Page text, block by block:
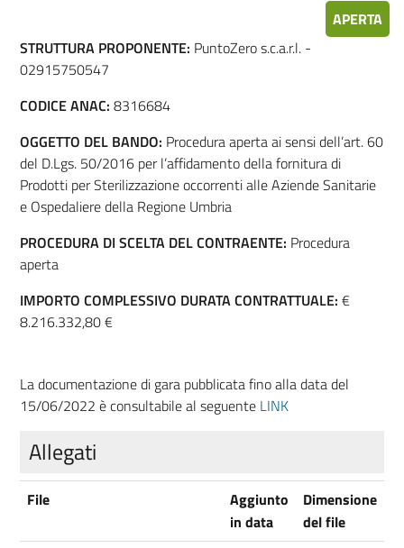
APERTA
STRUTTURA PROPONENTE: PuntoZero s.c.a.r.l. -
02915750547
CODICE ANAC: 8316684
OGGETTO DEL BANDO: Procedura aperta ai sensi dell’art. 60
del D.Lgs. 50/2016 per l’affidamento della fornitura di
Prodotti per Sterilizzazione occorrenti alle Aziende Sanitarie
e Ospedaliere della Regione Umbria
PROCEDURA DI SCELTA DEL CONTRAENTE: Procedura
aperta
IMPORTO COMPLESSIVO DURATA CONTRATTUALE: €
8.216.332,80 €
La documentazione di gara pubblicata fino alla data del
15/06/2022 è consultabile al seguente LINK
Allegati
File
Aggiunto
in data
Dimensione
del file